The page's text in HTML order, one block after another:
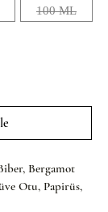
100 ML
Bergamot
Otu, Papirüs,